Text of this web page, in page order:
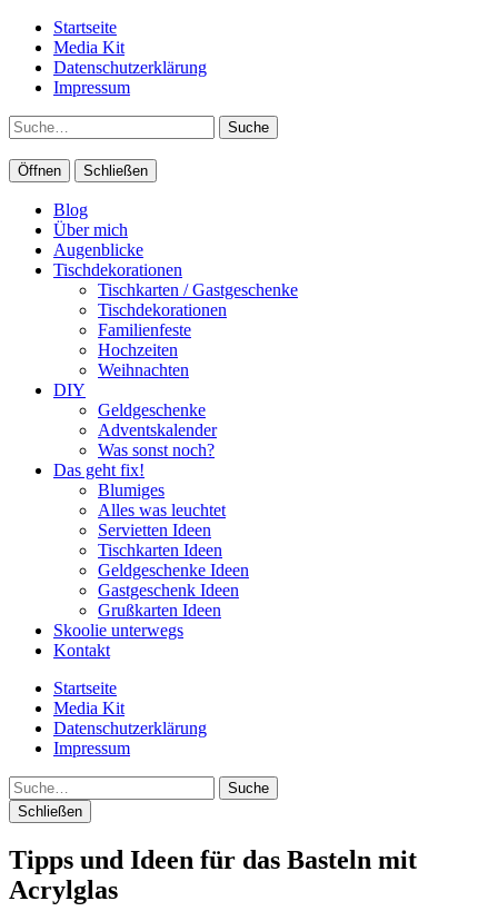
Startseite
Media Kit
Datenschutzerklärung
Impressum
Suche
Öffnen Schließen
Blog
Über mich
Augenblicke
Tischdekorationen
Tischkarten / Gastgeschenke
Tischdekorationen
Familienfeste
Hochzeiten
Weihnachten
DIY
Geldgeschenke
Adventskalender
Was sonst noch?
Das geht fix!
Blumiges
Alles was leuchtet
Servietten Ideen
Tischkarten Ideen
Geldgeschenke Ideen
Gastgeschenk Ideen
Grußkarten Ideen
Skoolie unterwegs
Kontakt
Startseite
Media Kit
Datenschutzerklärung
Impressum
Suche
Schließen
Tipps und Ideen für das Basteln mit
Acrylglas